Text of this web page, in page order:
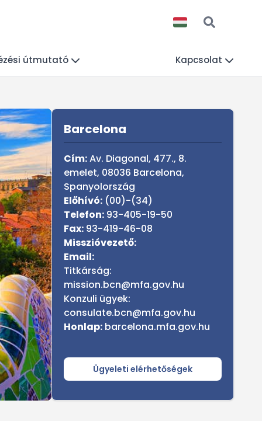
útmutató Kapcsolat
Sidebar
Barcelona
Cím:Av. Diagonal, 477., 8.
emelet, 08036 Barcelona,
Spanyolország
Előhívó: (00)-(34)
Telefon: 93-405-19-50
Fax: 93-419-46-08
Misszióvezető:
Email:
Titkárság:
mission.bcn@mfa.gov.hu
Konzuli ügyek:
consulate.bcn@mfa.gov.hu
Honlap: barcelona.mfa.gov.hu
Ügyeleti elérhetőségek